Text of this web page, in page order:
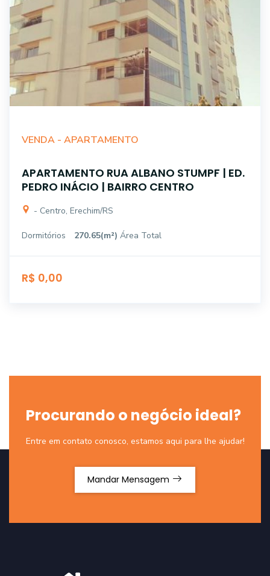
VENDA - APARTAMENTO
APARTAMENTO RUA ALBANO STUMPF | ED.
PEDRO INÁCIO | BAIRRO CENTRO
- Centro, Erechim/RS
Dormitórios 270.65(m²) Área Total
R$ 0,00
Procurando o negócio ideal?
Entre em contato conosco, estamos aqui para lhe ajudar!
Mandar Mensagem